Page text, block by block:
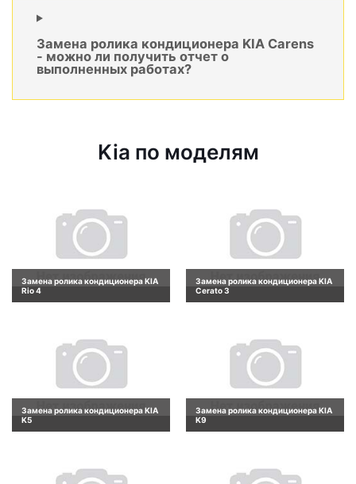
Замена ролика кондиционера KIA Carens
- можно ли получить отчет о
выполненных работах?
Kia по моделям
Замена ролика кондиционера KIA
Rio 4
Замена ролика кондиционера KIA
Cerato 3
Замена ролика кондиционера KIA
K5
Замена ролика кондиционера KIA
K9